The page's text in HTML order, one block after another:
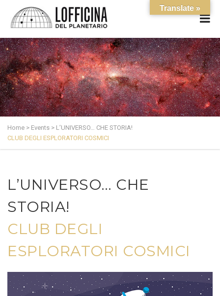
Home > Events > L’UNIVERSO… CHE STORIA!
CLUB DEGLI ESPLORATORI COSMICI
L’UNIVERSO… CHE
STORIA!
CLUB DEGLI
ESPLORATORI COSMICI
Translate »